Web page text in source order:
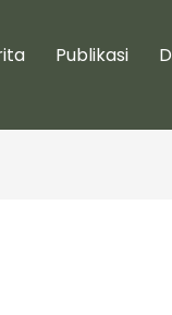
Publikasi